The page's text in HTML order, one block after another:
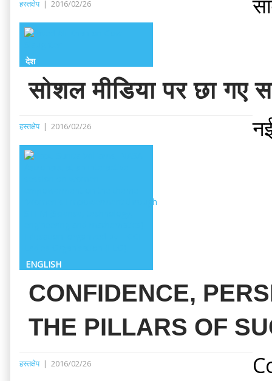
हस्तक्षेप | 2016/02/26
देश
सोशल मीडिया पर छा गए
हस्तक्षेप | 2016/02/26
ENGLISH
CONFIDENCE,
THE PILLARS OF
हस्तक्षेप | 2016/02/26